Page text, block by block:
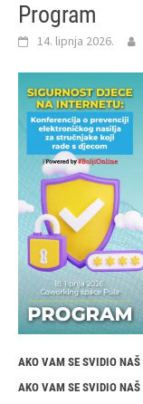
Program
14. lipnja 2026.
AKO VAM SE SVIDIO NAŠ
AKO VAM SE SVIDIO NAŠ